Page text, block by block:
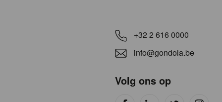
+32 2 616 0000
info@gondola.be
Volg ons op